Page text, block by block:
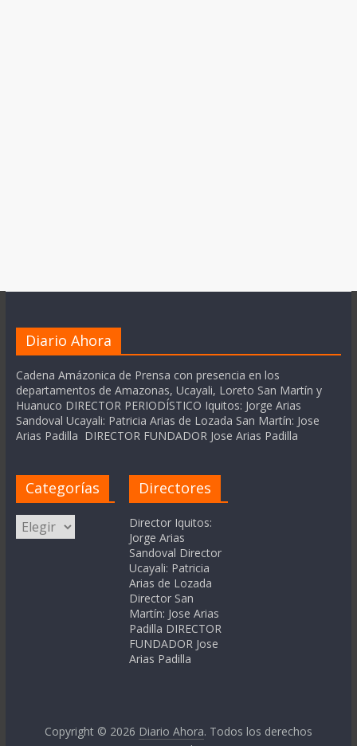
Diario Ahora
Cadena Amázonica de Prensa con presencia en los
departamentos de Amazonas, Ucayali, Loreto San Martín y
Huanuco DIRECTOR PERIODÍSTICO Iquitos: Jorge Arias
Sandoval Ucayali: Patricia Arias de Lozada San Martín: Jose
Arias Padilla DIRECTOR FUNDADOR Jose Arias Padilla
Categorías
Categorías
Directores
Director Iquitos:
Jorge Arias
Sandoval Director
Ucayali: Patricia
Arias de Lozada
Director San
Martín: Jose Arias
Padilla DIRECTOR
FUNDADOR Jose
Arias Padilla
Copyright © 2026 Diario Ahora. Todos los derechos